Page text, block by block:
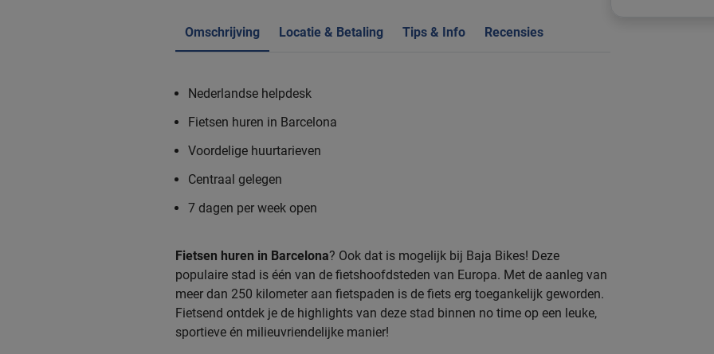
Omschrijving Locatie & Betaling Tips & Info Recensies
Nederlandse helpdesk
Fietsen huren in Barcelona
Voordelige huurtarieven
Centraal gelegen
7 dagen per week open
Fietsen huren in Barcelona? Ook dat is mogelijk bij Baja Bikes! Deze
populaire stad is één van de fietshoofdsteden van Europa. Met de aanleg van
meer dan 250 kilometer aan fietspaden is de fiets erg toegankelijk geworden.
Fietsend ontdek je de highlights van deze stad binnen no time op een leuke,
sportieve én milieuvriendelijke manier!